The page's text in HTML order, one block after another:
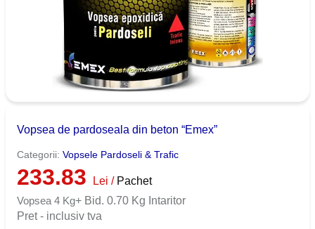
Vopsea de pardoseala din beton “Emex”
Categorii: Vopsele Pardoseli & Trafic
233.83 Lei / Pachet
Vopsea 4 Kg+ Bid. 0.70 Kg Intaritor
Pret - inclusiv tva